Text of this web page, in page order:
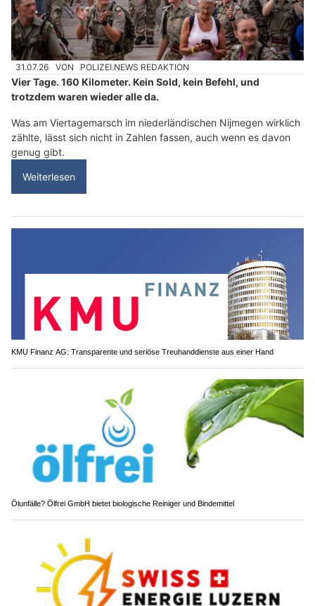
31.07.26 VON POLIZEI.NEWS REDAKTION
Vier Tage. 160 Kilometer. Kein Sold, kein Befehl, und
trotzdem waren wieder alle da.
Was am Viertagemarsch im niederländischen Nijmegen wirklich
zählte, lässt sich nicht in Zahlen fassen, auch wenn es davon
genug gibt.
Weiterlesen
KMU Finanz AG: Transparente und seriöse Treuhanddienste aus einer Hand
Ölunfälle? Ölfrei GmbH bietet biologische Reiniger und Bindemittel